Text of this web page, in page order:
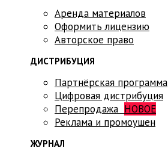
Аренда материалов
Оформить лицензию
Авторское право
ДИСТРИБУЦИЯ
Партнёрская программа
Цифровая дистрибуция
Перепродажа НОВОЕ
Реклама и промоушен
ЖУРНАЛ